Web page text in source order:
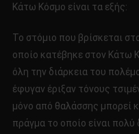
Κάτω Κόσμο είναι τα εξής:
Το στόμιο που βρίσκεται
οποίο κατέβηκε στον Κάτω
όλη την διάρκεια του
έφυγαν έριξαν τόνους
μόνο από θαλάσσης μπορεί
πράγμα το οποίο είναι πολύ